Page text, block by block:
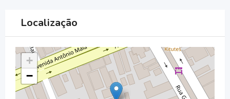
Localização
+
−